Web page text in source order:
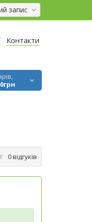
запис
Контакти
0 відгуків